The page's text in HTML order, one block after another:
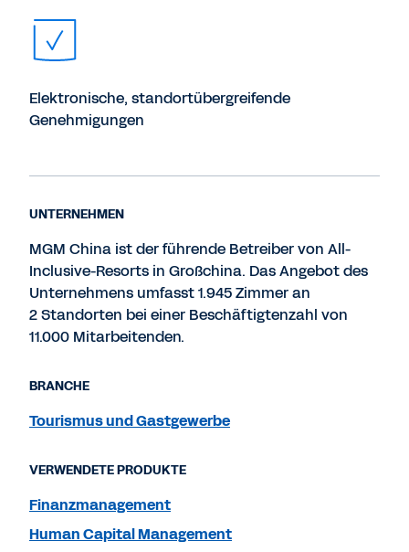
Elektronische, standortübergreifende
Genehmigungen
UNTERNEHMEN
MGM China ist der führende Betreiber von All-
Inclusive-Resorts in Großchina. Das Angebot des
Unternehmens umfasst 1.945 Zimmer an
2 Standorten bei einer Beschäftigtenzahl von
11.000 Mitarbeitenden.
BRANCHE
Tourismus und Gastgewerbe
VERWENDETE PRODUKTE
Finanzmanagement
Human Capital Management